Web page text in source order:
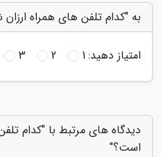
به "کدام تلفن های همراه
امتیاز دهید:1
2
3
دیدگاه های مرتبط با "کدام
است؟"